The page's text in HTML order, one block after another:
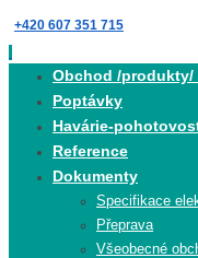
Skip
to
content
+420 607 351 715
Obchod /produkty/
Poptávky
Havárie-
Reference
Dokumenty
Specifikace
Přeprava
Všeobecné